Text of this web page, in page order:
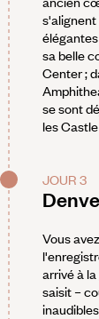
sa belle
Center ;
se sont
les
JOUR 3
Vous
arrivé à
saisit –